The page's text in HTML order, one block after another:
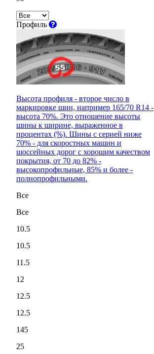
Профиль
Высота профиля - второе число в
маркировке шин, например 165/70 R14 -
высота 70%. Это отношение высоты
шины к ширине, выраженное в
процентах (%). Шины с серией ниже
70% - для скоростных машин и
шоссейных дорог с хорошим качеством
покрытия, от 70 до 82% -
высокопрофильные, 85% и более -
полнопрофильными.
Все
Все
10.5
10.5
11.5
12
12.5
12.5
145
25